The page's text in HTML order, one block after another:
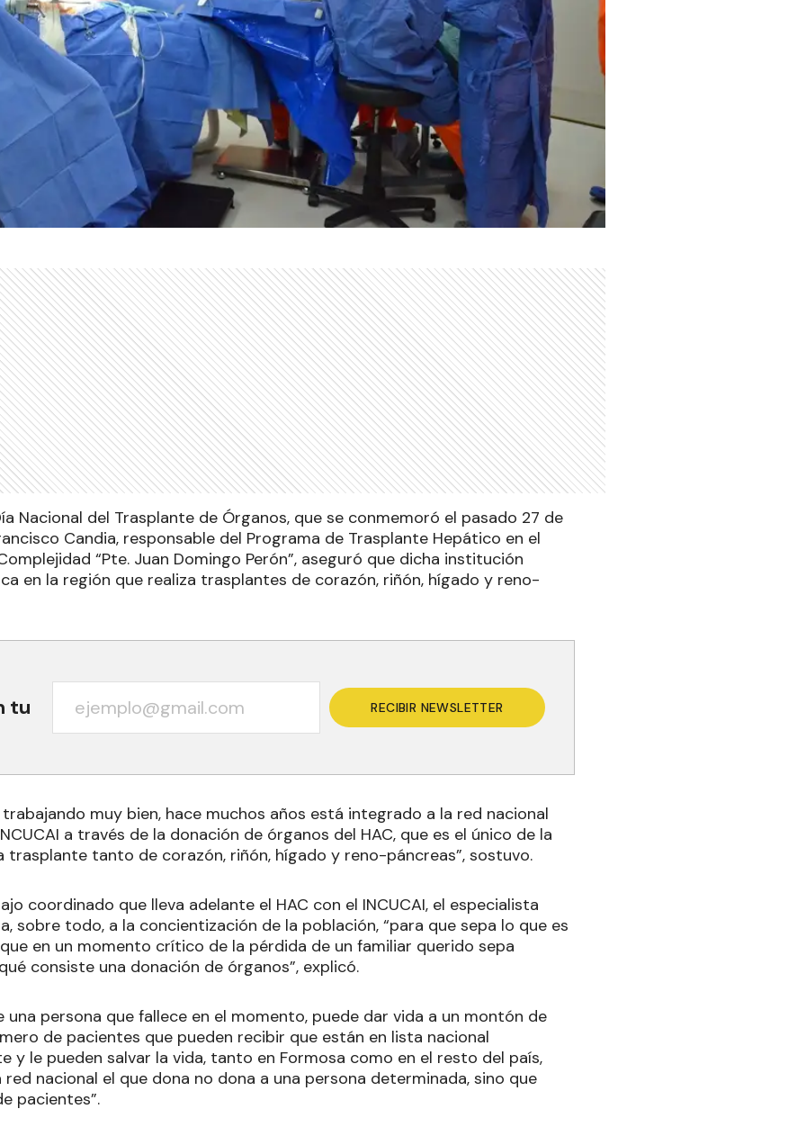
Nacional del Trasplante de Órganos, que se conmemoró el pasado 27 de
Candia, responsable del Programa de Trasplante Hepático en el
“Pte. Juan Domingo Perón”, aseguró que dicha institución
en la región que realiza trasplantes de corazón, riñón, hígado y reno-
tu RECIBIR NEWSLETTER
trabajando muy bien, hace muchos años está integrado a la red nacional
a través de la donación de órganos del HAC, que es el único de la
trasplante tanto de corazón, riñón, hígado y reno-páncreas”, sostuvo.
coordinado que lleva adelante el HAC con el INCUCAI, el especialista
sobre todo, a la concientización de la población, “para que sepa lo que es
en un momento crítico de la pérdida de un familiar querido sepa
consiste una donación de órganos”, explicó.
una persona que fallece en el momento, puede dar vida a un montón de
de pacientes que pueden recibir que están en lista nacional
y le pueden salvar la vida, tanto en Formosa como en el resto del país,
nacional el que dona no dona a una persona determinada, sino que
pacientes”.